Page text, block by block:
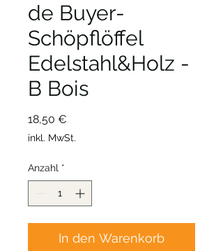
de Buyer-
Schöpflöffel
Edelstahl&Holz -
B Bois
18,50 €
inkl. MwSt.
Anzahl *
In den Warenkorb